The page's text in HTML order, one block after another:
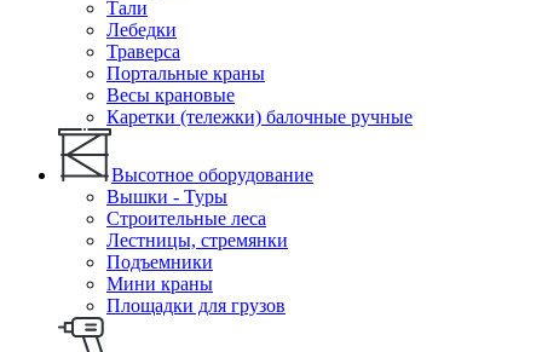
Тали
Лебедки
Траверса
Портальные краны
Весы крановые
Каретки (тележки) балочные ручные
Высотное оборудование
Вышки - Туры
Строительные леса
Лестницы, стремянки
Подъемники
Мини краны
Площадки для грузов